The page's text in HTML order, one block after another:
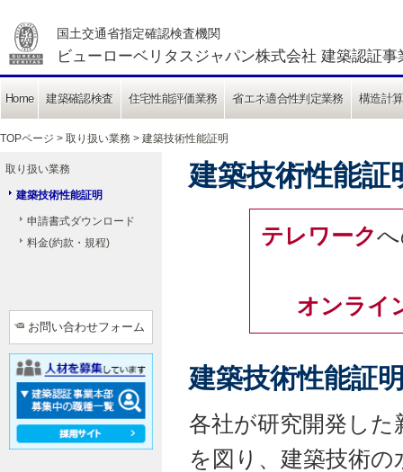
国土交通省指定確認検査機関
ビューローベリタスジャパン株式会社 建築認証事
Home 建築確認検査 住宅性能評価業務 省エネ適合性判定業務 構造計
TOPページ > 取り扱い業務 > 建築技術性能証明
取り扱い業務
建築技術性能証明
申請書式ダウンロード
料金(約款・規程)
お問い合わせフォーム
建築技術性能証
テレワーク
オンライ
建築技術性能証
各社が研究開発し
を図り、建築技術